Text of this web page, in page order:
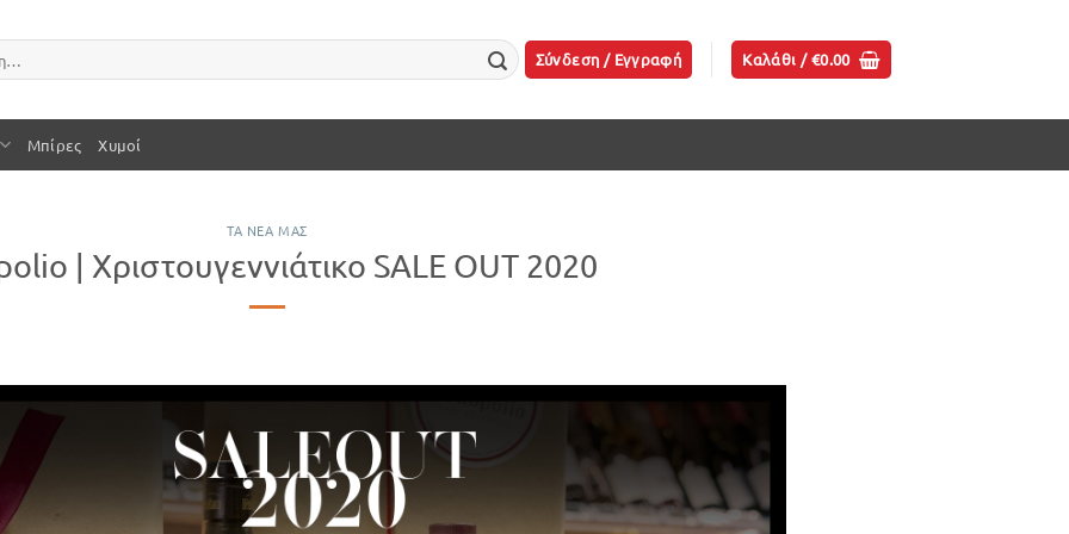
Σύνδεση / Εγγραφή Καλάθι /€0.00
Μπίρες Χυμοί
ΤΑ ΝΕΑ ΜΑΣ
| Χριστουγεννιάτικο SALE OUT 2020